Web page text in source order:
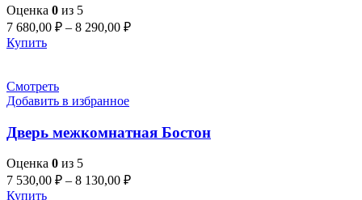
Оценка 0 из 5
7 680,00 ₽ – 8 290,00 ₽
Купить
Смотреть
Добавить в избранное
Дверь межкомнатная Бостон
Оценка 0 из 5
7 530,00 ₽ – 8 130,00 ₽
Купить